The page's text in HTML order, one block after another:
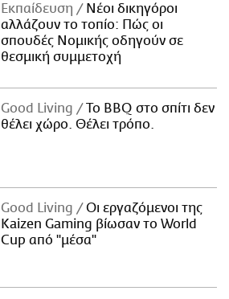
Εκπαίδευση
Νέοι δικηγόροι
αλλάζουν το τοπίο: Πώς οι
σπουδές Νομικής οδηγούν σε
θεσμική συμμετοχή
Good Living
Το BBQ στο σπίτι δεν
θέλει χώρο. Θέλει τρόπο.
Good Living
Οι εργαζόμενοι της
Kaizen Gaming βίωσαν το World
Cup από "μέσα"